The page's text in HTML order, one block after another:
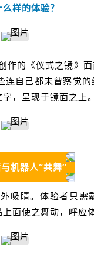
样的体验？
作的《仪式之镜》
自己都未曾察觉
，呈现于镜面之上。
机器人“共舞”
吸睛。体验者只需
面使之舞动，呼应